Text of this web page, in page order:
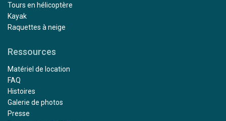
Tours en hélicoptère
Kayak
Raquettes à neige
Ressources
Matériel de location
FAQ
Histoires
Galerie de photos
Presse